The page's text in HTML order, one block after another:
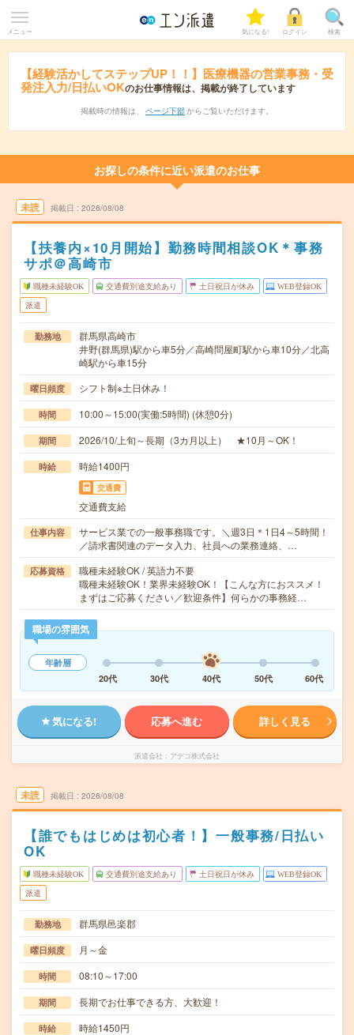
メニュー 気になる! ログイン 検索
【経験活かしてステップUP！！】医療機器の営業事務・受
発注入力/日払いOKのお仕事情報は、掲載が終了しています
掲載時の情報は、 ページ下部 からご覧いただけます。
お探しの条件に近い派遣のお仕事
未読 掲載日 2026/08/08
【扶養内×10月開始】勤務時間相談OK＊事務
サポ＠高崎市
職種未経験OK 交通費別途支給あり 土日祝日が休み WEB登録OK
派遣
勤務地
群馬県高崎市
井野(群馬県)駅から車5分／高崎問屋町駅から車10分／北高
崎駅から車15分
曜日頻度 シフト制※土日休み！
時間 10:00～15:00(実働:5時間) (休憩0分)
期間 2026/10/上旬～長期（3カ月以上） ★10月～OK！
時給 時給1400円
交通費
交通費支給
仕事内容
サービス業での一般事務職です。＼週3日＊1日4～5時間！
／請求書関連のデータ入力、社員への業務連絡、…
応募資格
職種未経験OK / 英語力不要
職種未経験OK！業界未経験OK！【こんな方におススメ！
まずはご応募ください／歓迎条件】何らかの事務経…
職場の雰囲気
年齢層
20代
30代 40代 50代 60代
気になる! 応募へ進む 詳しく見る
派遣会社 アデコ株式会社
未読 掲載日 2026/08/08
【誰でもはじめは初心者！】一般事務/日払い
OK
職種未経験OK 交通費別途支給あり 土日祝日が休み WEB登録OK
派遣
勤務地 群馬県邑楽郡
曜日頻度 月～金
時間 08:10～17:00
期間 長期でお仕事できる方、大歓迎！
時給 時給1450円